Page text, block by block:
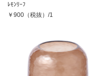
ﾚﾓﾝﾘｰﾌ
￥900（税抜）/1